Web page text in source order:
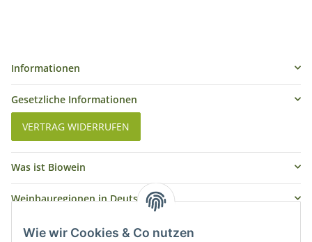
Wie wir Cookies & Co nutzen
Informationen
Gesetzliche Informationen
VERTRAG WIDERRUFEN
Was ist Biowein
Weinbauregionen in Deutschland
Weinbauregionen und Weinbaugebiete in Österreich